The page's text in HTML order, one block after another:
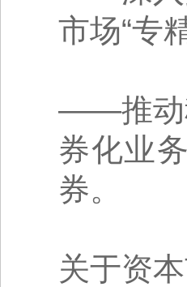
市场“专
——推动
券化业
券。
关于资